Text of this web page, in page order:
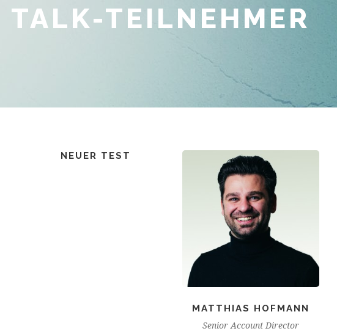
TALK-TEILNEHMER
NEUER TEST
MATTHIAS HOFMANN
Senior Account Director